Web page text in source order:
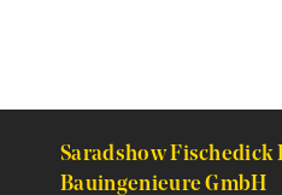
Saradshow Fischedick
Bauingenieure GmbH